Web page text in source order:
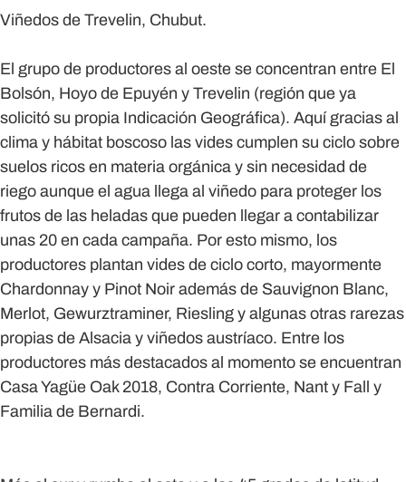
Viñedos de Trevelin, Chubut.
El grupo de productores al oeste se concentran entre El
Bolsón, Hoyo de Epuyén y Trevelin (región que ya
solicitó su propia Indicación Geográfica). Aquí gracias al
clima y hábitat boscoso las vides cumplen su ciclo sobre
suelos ricos en materia orgánica y sin necesidad de
riego aunque el agua llega al viñedo para proteger los
frutos de las heladas que pueden llegar a contabilizar
unas 20 en cada campaña. Por esto mismo, los
productores plantan vides de ciclo corto, mayormente
Chardonnay y Pinot Noir además de Sauvignon Blanc,
Merlot, Gewurztraminer, Riesling y algunas otras rarezas
propias de Alsacia y viñedos austríaco. Entre los
productores más destacados al momento se encuentran
Casa Yagüe Oak 2018, Contra Corriente, Nant y Fall y
Familia de Bernardi.